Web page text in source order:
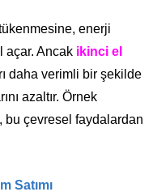
enerji
açar. Ancak ikinci el
daha verimli bir şekilde
azaltır. Örnek
bu çevresel faydalardan
Satımı